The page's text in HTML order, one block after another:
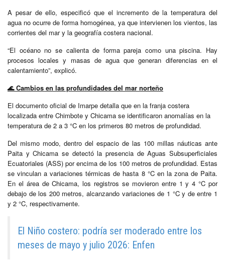
A pesar de ello, especificó que el incremento de la temperatura del
agua no ocurre de forma homogénea, ya que intervienen los vientos, las
corrientes del mar y la geografía costera nacional.
“El océano no se calienta de forma pareja como una piscina. Hay
procesos locales y masas de agua que generan diferencias en el
calentamiento”, explicó.
🌊Cambios en las profundidades del mar norteño
El documento oficial de Imarpe detalla que en la franja costera
localizada entre Chimbote y Chicama se identificaron anomalías en la
temperatura de 2 a 3 °C en los primeros 80 metros de profundidad.
Del mismo modo, dentro del espacio de las 100 millas náuticas ante
Paita y Chicama se detectó la presencia de Aguas Subsuperficiales
Ecuatoriales (ASS) por encima de los 100 metros de profundidad. Estas
se vinculan a variaciones térmicas de hasta 8 °C en la zona de Paita.
En el área de Chicama, los registros se movieron entre 1 y 4 °C por
debajo de los 200 metros, alcanzando variaciones de 1 °C y de entre 1
y 2 °C, respectivamente.
El Niño costero: podría ser moderado entre los
meses de mayo y julio 2026: Enfen